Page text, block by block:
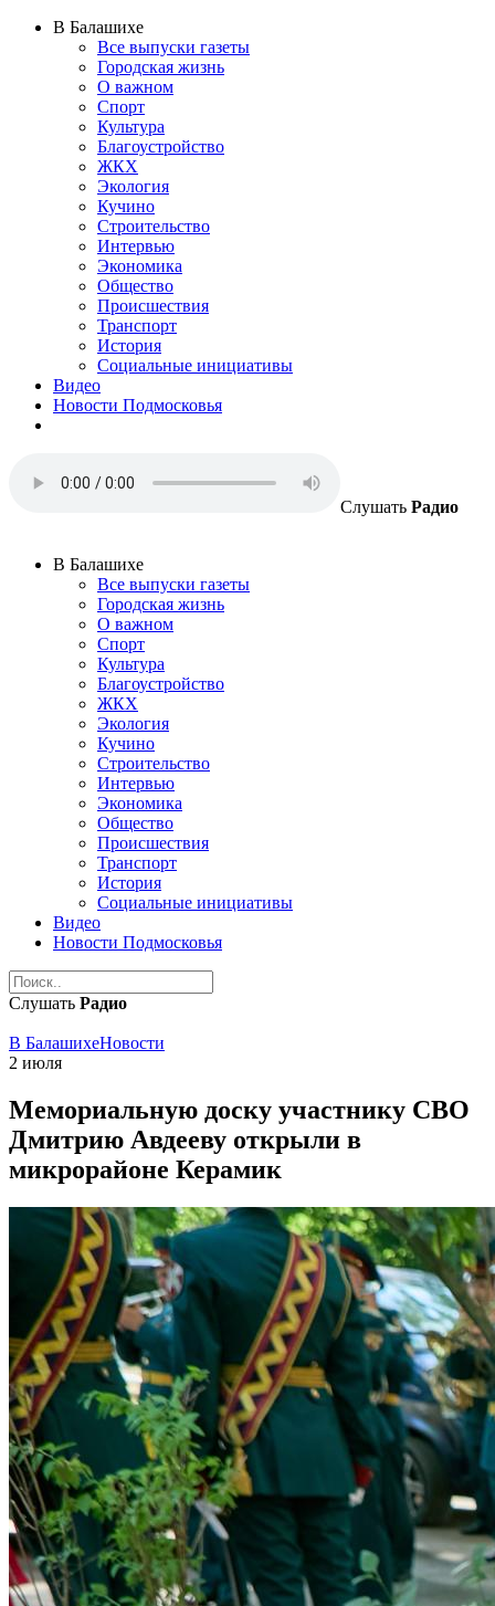
В Балашихе
Все выпуски газеты
Городская жизнь
О важном
Спорт
Культура
Благоустройство
ЖКХ
Экология
Кучино
Строительство
Интервью
Экономика
Общество
Происшествия
Транспорт
История
Социальные инициативы
Видео
Новости Подмосковья
Слушать Радио
В Балашихе
Все выпуски газеты
Городская жизнь
О важном
Спорт
Культура
Благоустройство
ЖКХ
Экология
Кучино
Строительство
Интервью
Экономика
Общество
Происшествия
Транспорт
История
Социальные инициативы
Видео
Новости Подмосковья
Слушать Радио
В БалашихеНовости
2 июля
Мемориальную доску участнику СВО
Дмитрию Авдееву открыли в
микрорайоне Керамик